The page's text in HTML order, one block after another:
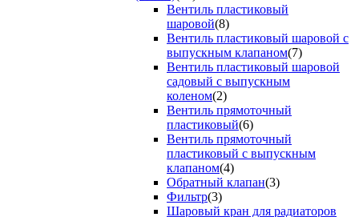
Вентиль пластиковый
шаровой(8)
Вентиль пластиковый шаровой с
выпускным клапаном(7)
Вентиль пластиковый шаровой
садовый с выпускным
коленом(2)
Вентиль прямоточный
пластиковый(6)
Вентиль прямоточный
пластиковый с выпускным
клапаном(4)
Обратный клапан(3)
Фильтр(3)
Шаровый кран для радиаторов